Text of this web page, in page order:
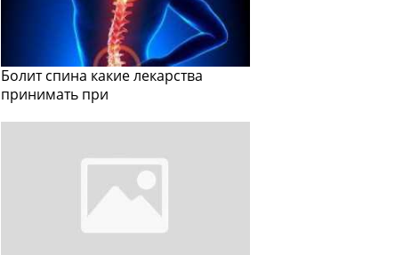
Болит спина какие лекарства
принимать при